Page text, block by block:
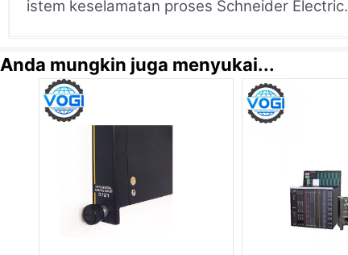
istem keselamatan proses Schneider Electric.
Anda mungkin juga menyukai...